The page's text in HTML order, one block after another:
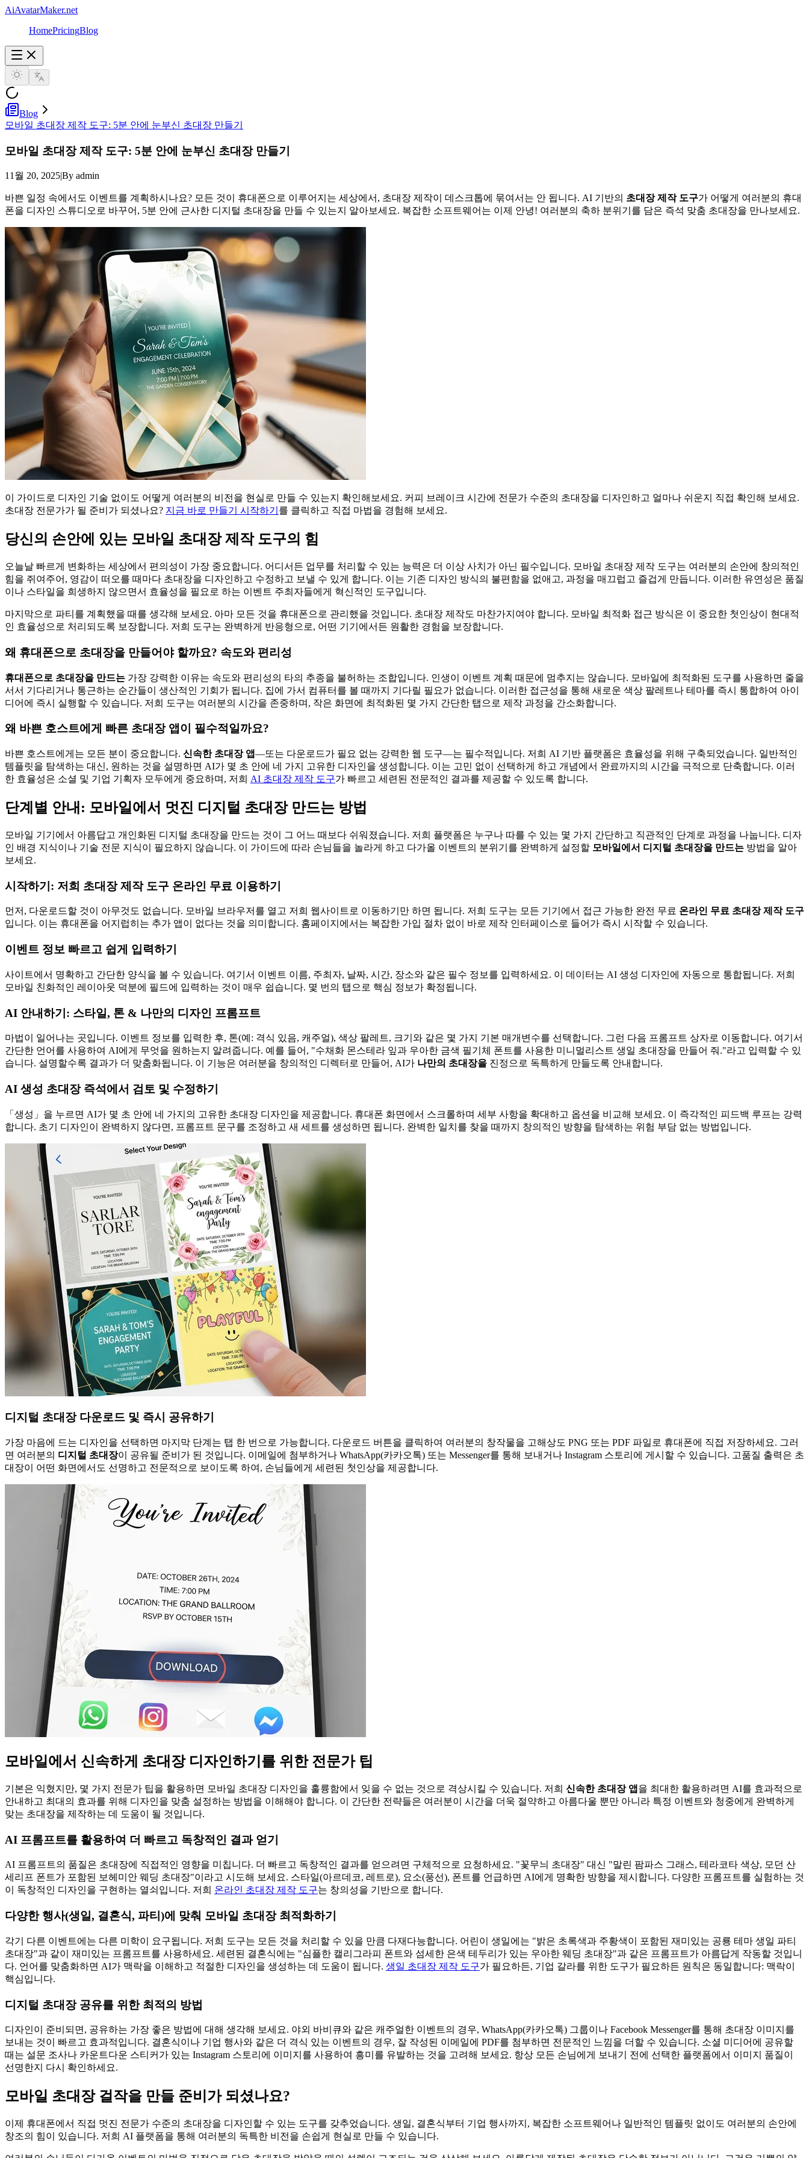
AiAvatarMaker.net
HomePricingBlog
Blog
모바일 초대장 제작 도구: 5분 안에 눈부신 초대장 만들기
모바일 초대장 제작 도구: 5분 안에 눈부신 초대장 만들기
11월 20, 2025|By admin
바쁜 일정 속에서도 이벤트를 계획하시나요? 모든 것이 휴대폰으로 이루어지는 세상에서, 초대장 제작이 데스크톱에 묶여서는 안 됩니다. AI 기반의 초대장 제작 도구가 어떻게 여러분의 휴대
폰을 디자인 스튜디오로 바꾸어, 5분 안에 근사한 디지털 초대장을 만들 수 있는지 알아보세요. 복잡한 소프트웨어는 이제 안녕! 여러분의 축하 분위기를 담은 즉석 맞춤 초대장을 만나보세요.
이 가이드로 디자인 기술 없이도 어떻게 여러분의 비전을 현실로 만들 수 있는지 확인해보세요. 커피 브레이크 시간에 전문가 수준의 초대장을 디자인하고 얼마나 쉬운지 직접 확인해 보세요.
초대장 전문가가 될 준비가 되셨나요? 지금 바로 만들기 시작하기 를 클릭하고 직접 마법을 경험해 보세요.
당신의 손안에 있는 모바일 초대장 제작 도구의 힘
오늘날 빠르게 변화하는 세상에서 편의성이 가장 중요합니다. 어디서든 업무를 처리할 수 있는 능력은 더 이상 사치가 아닌 필수입니다. 모바일 초대장 제작 도구는 여러분의 손안에 창의적인
힘을 쥐여주어, 영감이 떠오를 때마다 초대장을 디자인하고 수정하고 보낼 수 있게 합니다. 이는 기존 디자인 방식의 불편함을 없애고, 과정을 매끄럽고 즐겁게 만듭니다. 이러한 유연성은 품질
이나 스타일을 희생하지 않으면서 효율성을 필요로 하는 이벤트 주최자들에게 혁신적인 도구입니다.
마지막으로 파티를 계획했을 때를 생각해 보세요. 아마 모든 것을 휴대폰으로 관리했을 것입니다. 초대장 제작도 마찬가지여야 합니다. 모바일 최적화 접근 방식은 이 중요한 첫인상이 현대적
인 효율성으로 처리되도록 보장합니다. 저희 도구는 완벽하게 반응형으로, 어떤 기기에서든 원활한 경험을 보장합니다.
왜 휴대폰으로 초대장을 만들어야 할까요? 속도와 편리성
휴대폰으로 초대장을 만드는 가장 강력한 이유는 속도와 편리성의 타의 추종을 불허하는 조합입니다. 인생이 이벤트 계획 때문에 멈추지는 않습니다. 모바일에 최적화된 도구를 사용하면 줄을
서서 기다리거나 통근하는 순간들이 생산적인 기회가 됩니다. 집에 가서 컴퓨터를 볼 때까지 기다릴 필요가 없습니다. 이러한 접근성을 통해 새로운 색상 팔레트나 테마를 즉시 통합하여 아이
디어에 즉시 실행할 수 있습니다. 저희 도구는 여러분의 시간을 존중하며, 작은 화면에 최적화된 몇 가지 간단한 탭으로 제작 과정을 간소화합니다.
왜 바쁜 호스트에게 빠른 초대장 앱이 필수적일까요?
바쁜 호스트에게는 모든 분이 중요합니다. 신속한 초대장 앱—또는 다운로드가 필요 없는 강력한 웹 도구—는 필수적입니다. 저희 AI 기반 플랫폼은 효율성을 위해 구축되었습니다. 일반적인
템플릿을 탐색하는 대신, 원하는 것을 설명하면 AI가 몇 초 안에 네 가지 고유한 디자인을 생성합니다. 이는 고민 없이 선택하게 하고 개념에서 완료까지의 시간을 극적으로 단축합니다. 이러
한 효율성은 소셜 및 기업 기획자 모두에게 중요하며, 저희 AI 초대장 제작 도구가 빠르고 세련된 전문적인 결과를 제공할 수 있도록 합니다.
단계별 안내: 모바일에서 멋진 디지털 초대장 만드는 방법
모바일 기기에서 아름답고 개인화된 디지털 초대장을 만드는 것이 그 어느 때보다 쉬워졌습니다. 저희 플랫폼은 누구나 따를 수 있는 몇 가지 간단하고 직관적인 단계로 과정을 나눕니다. 디자
인 배경 지식이나 기술 전문 지식이 필요하지 않습니다. 이 가이드에 따라 손님들을 놀라게 하고 다가올 이벤트의 분위기를 완벽하게 설정할 모바일에서 디지털 초대장을 만드는 방법을 알아
보세요.
시작하기: 저희 초대장 제작 도구 온라인 무료 이용하기
먼저, 다운로드할 것이 아무것도 없습니다. 모바일 브라우저를 열고 저희 웹사이트로 이동하기만 하면 됩니다. 저희 도구는 모든 기기에서 접근 가능한 완전 무료 온라인 무료 초대장 제작 도구
입니다. 이는 휴대폰을 어지럽히는 추가 앱이 없다는 것을 의미합니다. 홈페이지에서는 복잡한 가입 절차 없이 바로 제작 인터페이스로 들어가 즉시 시작할 수 있습니다.
이벤트 정보 빠르고 쉽게 입력하기
사이트에서 명확하고 간단한 양식을 볼 수 있습니다. 여기서 이벤트 이름, 주최자, 날짜, 시간, 장소와 같은 필수 정보를 입력하세요. 이 데이터는 AI 생성 디자인에 자동으로 통합됩니다. 저희
모바일 친화적인 레이아웃 덕분에 필드에 입력하는 것이 매우 쉽습니다. 몇 번의 탭으로 핵심 정보가 확정됩니다.
AI 안내하기: 스타일, 톤 & 나만의 디자인 프롬프트
마법이 일어나는 곳입니다. 이벤트 정보를 입력한 후, 톤(예: 격식 있음, 캐주얼), 색상 팔레트, 크기와 같은 몇 가지 기본 매개변수를 선택합니다. 그런 다음 프롬프트 상자로 이동합니다. 여기서
간단한 언어를 사용하여 AI에게 무엇을 원하는지 알려줍니다. 예를 들어, "수채화 몬스테라 잎과 우아한 금색 필기체 폰트를 사용한 미니멀리스트 생일 초대장을 만들어 줘."라고 입력할 수 있
습니다. 설명할수록 결과가 더 맞춤화됩니다. 이 기능은 여러분을 창의적인 디렉터로 만들어, AI가 나만의 초대장을 진정으로 독특하게 만들도록 안내합니다.
AI 생성 초대장 즉석에서 검토 및 수정하기
「생성」을 누르면 AI가 몇 초 안에 네 가지의 고유한 초대장 디자인을 제공합니다. 휴대폰 화면에서 스크롤하며 세부 사항을 확대하고 옵션을 비교해 보세요. 이 즉각적인 피드백 루프는 강력
합니다. 초기 디자인이 완벽하지 않다면, 프롬프트 문구를 조정하고 새 세트를 생성하면 됩니다. 완벽한 일치를 찾을 때까지 창의적인 방향을 탐색하는 위험 부담 없는 방법입니다.
디지털 초대장 다운로드 및 즉시 공유하기
가장 마음에 드는 디자인을 선택하면 마지막 단계는 탭 한 번으로 가능합니다. 다운로드 버튼을 클릭하여 여러분의 창작물을 고해상도 PNG 또는 PDF 파일로 휴대폰에 직접 저장하세요. 그러
면 여러분의 디지털 초대장이 공유될 준비가 된 것입니다. 이메일에 첨부하거나 WhatsApp(카카오톡) 또는 Messenger를 통해 보내거나 Instagram 스토리에 게시할 수 있습니다. 고품질 출력은 초
대장이 어떤 화면에서도 선명하고 전문적으로 보이도록 하여, 손님들에게 세련된 첫인상을 제공합니다.
모바일에서 신속하게 초대장 디자인하기를 위한 전문가 팁
기본은 익혔지만, 몇 가지 전문가 팁을 활용하면 모바일 초대장 디자인을 훌륭함에서 잊을 수 없는 것으로 격상시킬 수 있습니다. 저희 신속한 초대장 앱 을 최대한 활용하려면 AI를 효과적으로
안내하고 최대의 효과를 위해 디자인을 맞춤 설정하는 방법을 이해해야 합니다. 이 간단한 전략들은 여러분이 시간을 더욱 절약하고 아름다울 뿐만 아니라 특정 이벤트와 청중에게 완벽하게
맞는 초대장을 제작하는 데 도움이 될 것입니다.
AI 프롬프트를 활용하여 더 빠르고 독창적인 결과 얻기
AI 프롬프트의 품질은 초대장에 직접적인 영향을 미칩니다. 더 빠르고 독창적인 결과를 얻으려면 구체적으로 요청하세요. "꽃무늬 초대장" 대신 "말린 팜파스 그래스, 테라코타 색상, 모던 산
세리프 폰트가 포함된 보헤미안 웨딩 초대장"이라고 시도해 보세요. 스타일(아르데코, 레트로), 요소(풍선), 폰트를 언급하면 AI에게 명확한 방향을 제시합니다. 다양한 프롬프트를 실험하는 것
이 독창적인 디자인을 구현하는 열쇠입니다. 저희 온라인 초대장 제작 도구는 창의성을 기반으로 합니다.
다양한 행사(생일, 결혼식, 파티)에 맞춰 모바일 초대장 최적화하기
각기 다른 이벤트에는 다른 미학이 요구됩니다. 저희 도구는 모든 것을 처리할 수 있을 만큼 다재다능합니다. 어린이 생일에는 "밝은 초록색과 주황색이 포함된 재미있는 공룡 테마 생일 파티
초대장"과 같이 재미있는 프롬프트를 사용하세요. 세련된 결혼식에는 "심플한 캘리그라피 폰트와 섬세한 은색 테두리가 있는 우아한 웨딩 초대장"과 같은 프롬프트가 아름답게 작동할 것입니
다. 언어를 맞춤화하면 AI가 맥락을 이해하고 적절한 디자인을 생성하는 데 도움이 됩니다. 생일 초대장 제작 도구가 필요하든, 기업 갈라를 위한 도구가 필요하든 원칙은 동일합니다: 맥락이
핵심입니다.
디지털 초대장 공유를 위한 최적의 방법
디자인이 준비되면, 공유하는 가장 좋은 방법에 대해 생각해 보세요. 야외 바비큐와 같은 캐주얼한 이벤트의 경우, WhatsApp(카카오톡) 그룹이나 Facebook Messenger를 통해 초대장 이미지를
보내는 것이 빠르고 효과적입니다. 결혼식이나 기업 행사와 같은 더 격식 있는 이벤트의 경우, 잘 작성된 이메일에 PDF를 첨부하면 전문적인 느낌을 더할 수 있습니다. 소셜 미디어에 공유할
때는 설문 조사나 카운트다운 스티커가 있는 Instagram 스토리에 이미지를 사용하여 흥미를 유발하는 것을 고려해 보세요. 항상 모든 손님에게 보내기 전에 선택한 플랫폼에서 이미지 품질이
선명한지 다시 확인하세요.
모바일 초대장 걸작을 만들 준비가 되셨나요?
이제 휴대폰에서 직접 멋진 전문가 수준의 초대장을 디자인할 수 있는 도구를 갖추었습니다. 생일, 결혼식부터 기업 행사까지, 복잡한 소프트웨어나 일반적인 템플릿 없이도 여러분의 손안에
창조의 힘이 있습니다. 저희 AI 플랫폼을 통해 여러분의 독특한 비전을 손쉽게 현실로 만들 수 있습니다.